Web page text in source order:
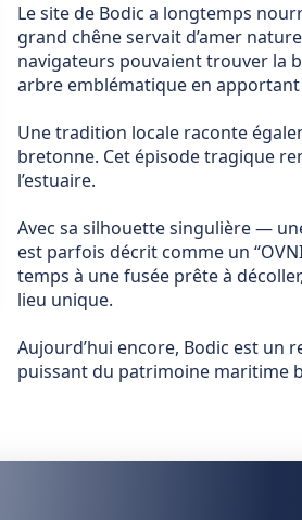
Le site de Bodic a longtemps
grand chêne servait d’amer
navigateurs pouvaient trouver la
arbre emblématique en
Une tradition locale raconte
bretonne. Cet épisode tragique
l’estuaire.
Avec sa silhouette singulière —
est parfois décrit comme un
temps à une fusée prête à
lieu unique.
Aujourd’hui encore, Bodic est un
puissant du patrimoine maritime